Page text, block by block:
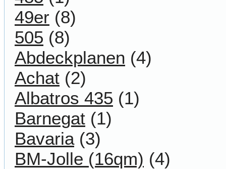
49er (8)
505 (8)
Abdeckplanen (4)
Achat (2)
Albatros 435 (1)
Barnegat (1)
Bavaria(3)
BM-Jolle (16qm) (4)